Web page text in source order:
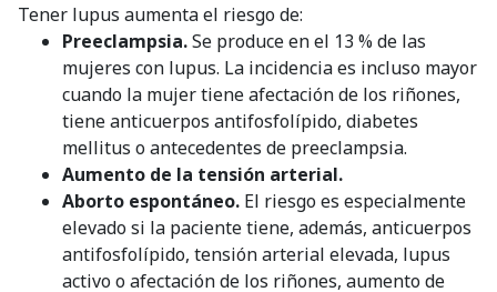
Tener lupus aumenta el riesgo de:
Preeclampsia.Se produce en el 13 % de las
mujeres con lupus. La incidencia es incluso mayor
cuando la mujer tiene afectación de los riñones,
tiene anticuerpos antifosfolípido, diabetes
mellitus o antecedentes de preeclampsia.
Aumento de la tensión arterial.
Aborto espontáneo. El riesgo es especialmente
elevado si la paciente tiene, además, anticuerpos
antifosfolípido, tensión arterial elevada, lupus
activo o afectación de los riñones, aumento de